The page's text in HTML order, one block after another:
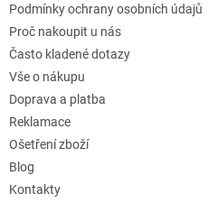
Podmínky ochrany osobních údajů
Proč nakoupit u nás
Často kladené dotazy
Vše o nákupu
Doprava a platba
Reklamace
Ošetření zboží
Blog
Kontakty